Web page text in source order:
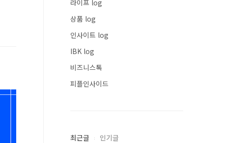
라이프 log
상품 log
인사이트 log
IBK log
비즈니스톡
피플인사이드
최근글 인기글